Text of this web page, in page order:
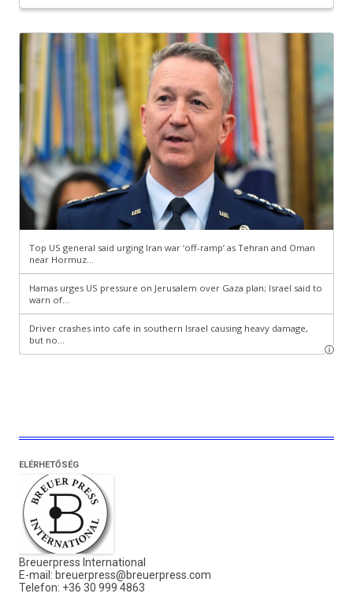
ELÉRHETŐSÉG
Breuerpress International
E-mail: breuerpress@breuerpress.com
Telefon: +36 30 999 4863